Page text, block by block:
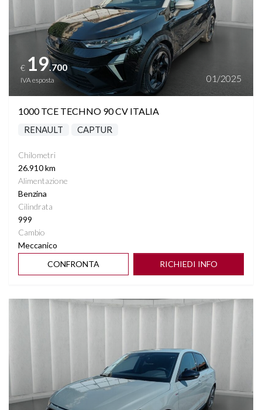
€ 19.700
IVA esposta 01/2025
1000 TCE TECHNO 90 CV ITALIA
RENAULT CAPTUR
Chilometri
26.910 km
Alimentazione
Benzina
Cilindrata
999
Cambio
Meccanico
CONFRONTA
RICHIEDI INFO
Vedi dettagli